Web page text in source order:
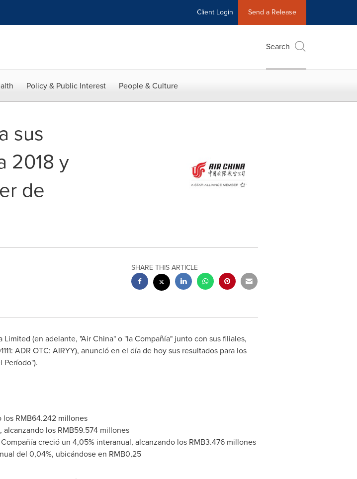
Client Login Send a Release
Search
Policy & Public Interest People & Culture
sus
2018 y
de
SHARE THIS ARTICLE
(en adelante, "Air China" o "la Compañía" junto con sus filiales,
ADR OTC: AIRYY), anunció en el día de hoy sus resultados para los
Período").
los RMB64.242millones
alcanzando los RMB59.574millones
creció un 4,05% interanual, alcanzando los RMB3.476millones
del 0,04%, ubicándose en RMB0,25